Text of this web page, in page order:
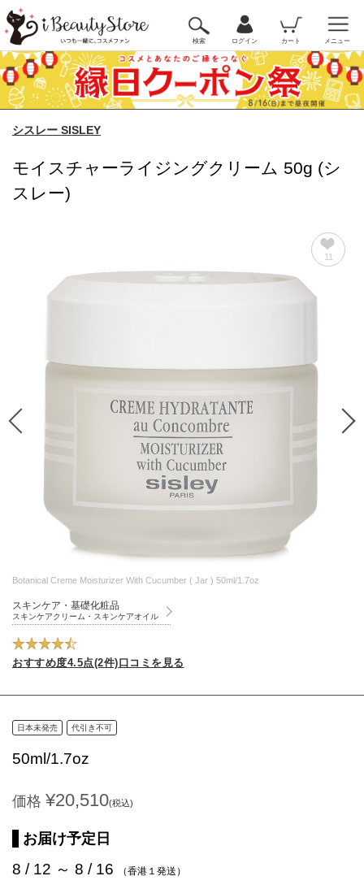
検索 ログイン カート メニュー
シスレー SISLEY
モイスチャーライジングクリーム 50g (シ
スレー)
11
Botanical Creme Moisturizer With Cucumber ( Jar ) 50ml/1.7oz
スキンケア・基礎化粧品
スキンケアクリーム・スキンケアオイル
おすすめ度4.5点(2件)口コミを見る
日本未発売 代引き不可
50ml/1.7oz
価格 ¥20,510(税込)
お届け予定日
8 / 12 ～ 8 / 16 （香港１発送）